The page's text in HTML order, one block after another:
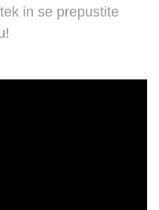
in se prepustite